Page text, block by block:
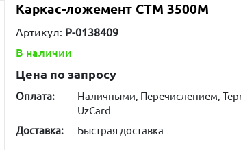
Каркас-ложемент СТМ 3500М
Артикул: P-0138409
В наличии
Цена по запросу
Оплата:
Наличными, Перечислением,
UzCard
Доставка:
Быстрая доставка